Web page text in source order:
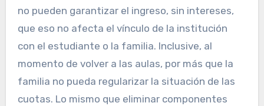
no pueden garantizar el ingreso, sin intereses,
que eso no afecta el vínculo de la institución
con el estudiante o la familia. Inclusive, al
momento de volver a las aulas, por más que la
familia no pueda regularizar la situación de las
cuotas. Lo mismo que eliminar componentes